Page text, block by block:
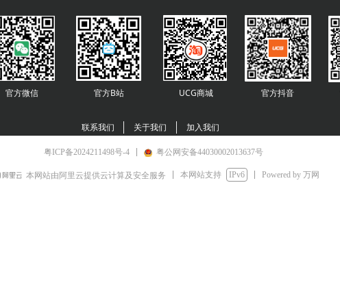
官方B站
官方微信
联系我们 关于我们 加入我们
UCG商城 官方抖音
粤ICP备2024211498号-4 粤公网安备44030002013637号
本网站由阿里云提供云计算及安全服务 本网站支持 IPv6 Powered by 万网